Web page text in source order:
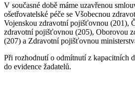
V současné době máme uzavřenou
ošetřovatelské péče se Všobecnou
Vojenskou zdravotní pojišťovnou (201),
zdravotní pojišťovnou (205), Oborovou
(207) a Zdravotní pojišťovnou
Při rozhodnutí o odmítnutí z kapacitních
do evidence žadatelů.